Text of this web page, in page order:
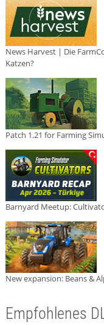
News Harvest | Die
Katzen?
Patch 1.21 for Farming
Barnyard Meetup:
New expansion: Beans &
Empfohlenes